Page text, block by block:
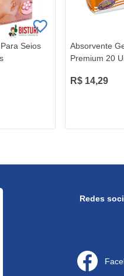
Seios
Absorvente
Premium 20
R$ 14,29
Redes